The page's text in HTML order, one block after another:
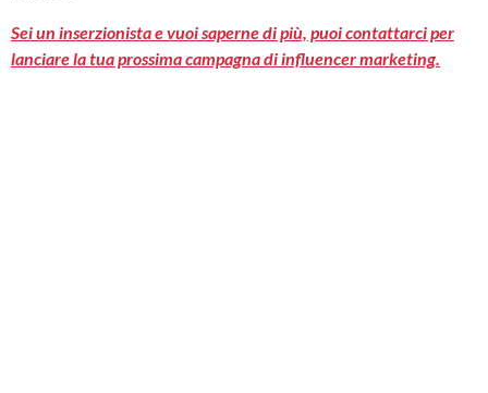
Sei un inserzionista e vuoi saperne di più, puoi contattarci per
lanciare la tua prossima campagna di influencer marketing.